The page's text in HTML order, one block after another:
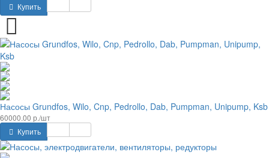
Купить
Насосы Grundfos, Wilo, Cnp, Pedrollo, Dab, Pumpman, Unipump, Ksb
60000.00 р./шт
Купить